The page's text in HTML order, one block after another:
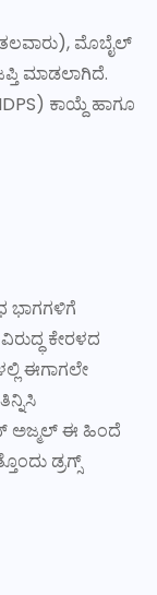
ಮೊಬೈಲ್‌
ಮಾಡಲಾಗಿದೆ.
ಕಾಯ್ದೆ ಹಾಗೂ
ಭಾಗಗಳಿಗೆ
ಕೇರಳದ
ಈಗಾಗಲೇ
ಅಜ್ಮಲ್ ಈ ಹಿಂದೆ
ಡ್ರಗ್ಸ್